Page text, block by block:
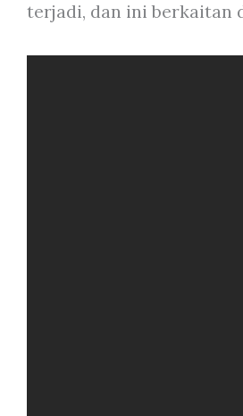
terjadi, dan ini berkaitan